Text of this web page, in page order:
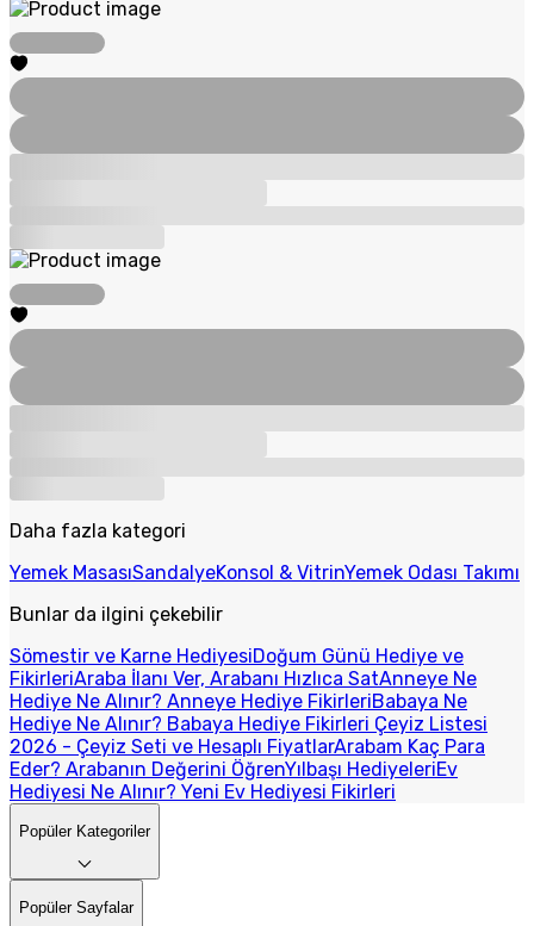
Daha fazla kategori
Yemek MasasıSandalyeKonsol & VitrinYemek Odası Takımı
Bunlar da ilgini çekebilir
Sömestir ve Karne HediyesiDoğum Günü Hediye ve
FikirleriAraba İlanı Ver, Arabanı Hızlıca SatAnneye Ne
Hediye Ne Alınır? Anneye Hediye FikirleriBabaya Ne
Hediye Ne Alınır? Babaya Hediye Fikirleri Çeyiz Listesi
2026 - Çeyiz Seti ve Hesaplı FiyatlarArabam Kaç Para
Eder? Arabanın Değerini ÖğrenYılbaşı HediyeleriEv
Hediyesi Ne Alınır? Yeni Ev Hediyesi Fikirleri
Popüler Kategoriler
Popüler Sayfalar